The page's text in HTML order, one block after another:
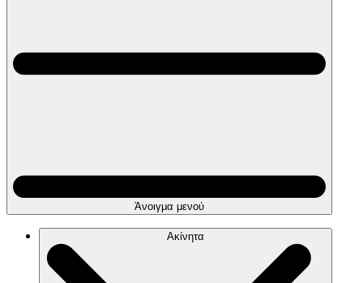
Άνοιγμα μενού
Ακίνητα